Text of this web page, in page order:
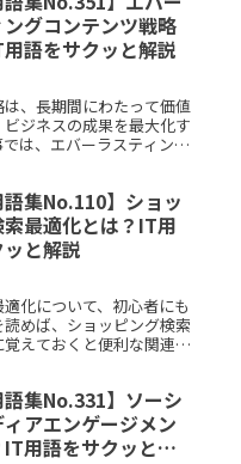
ングコンテンツ戦略
語をサクッと解説
、長期間にわたって価値
ジネスの成果を最大化す
は、エバーラスティング
語集No.110】ショッ
索最適化とは？IT用
と解説
化について、初心者にも
めば、ショッピング検索
えておくと便利な関連情
語集No.331】ソーシ
アエンゲージメン
IT用語をサクッと解